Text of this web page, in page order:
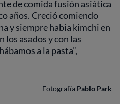
de comida fusión asiática
años. Creció comiendo
y siempre había kimchi en
los asados y con las
a la pasta”,
Fotografía Pablo Park